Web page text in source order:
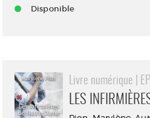
Disponible
Livre numérique |
LES